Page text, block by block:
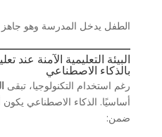
الطفل يدخل المدرسة وهو جاهز
البيئة التعليمية الآمنة عند
بالذكاء الاصطناعي
رغم استخدام التكنولوجيا، تبقى
أساسيًا. الذكاء الاصطناعي يكون
ضمن: